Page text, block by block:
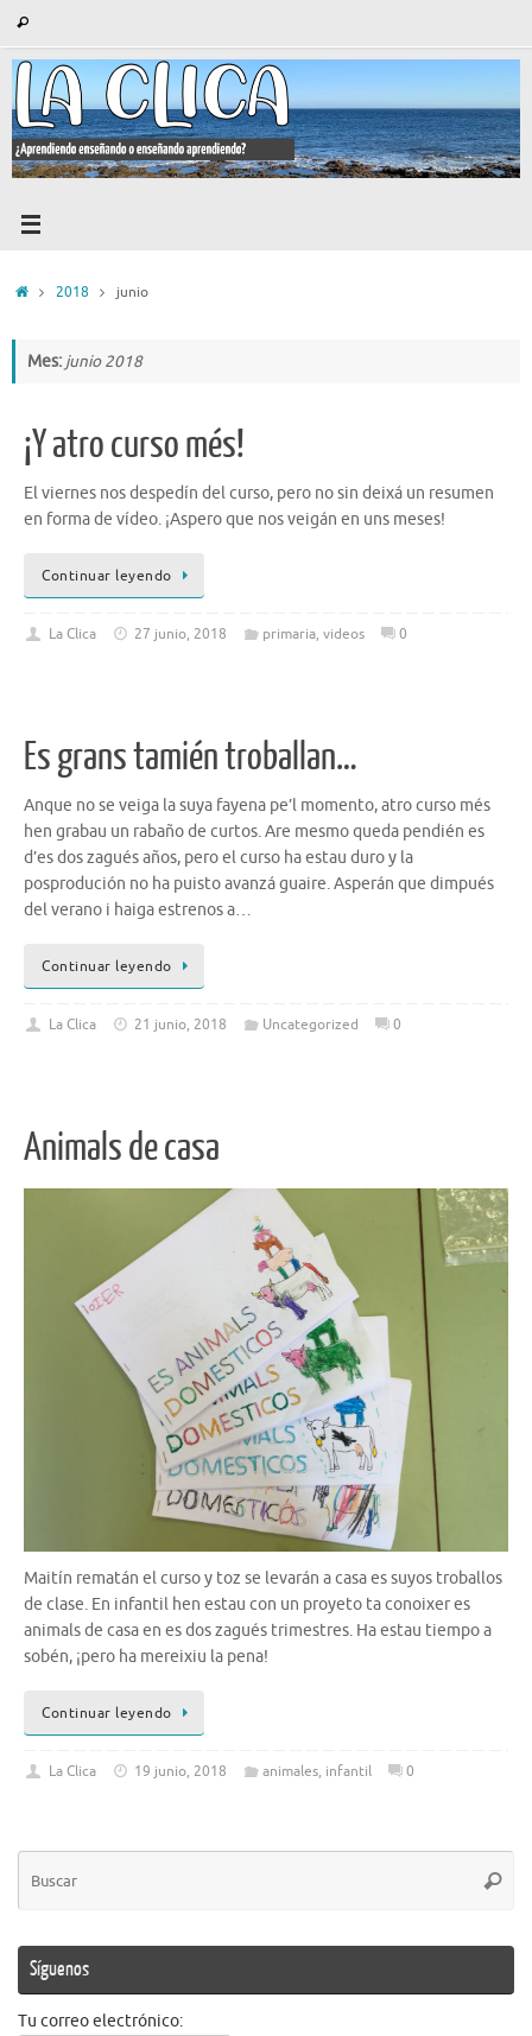
contenido
Buscar
Inicio2018 junio
Mes: junio 2018
¡Y atro curso més!
El viernes nos despedín del curso, pero no sin deixá un resumen
en forma de vídeo. ¡Aspero que nos veigán en uns meses!
Continuar leyendo
La Clica 27 junio, 2018 primaria, videos 0
Es grans tamién troballan…
Anque no se veiga la suya fayena pe’l momento, atro curso més
hen grabau un rabaño de curtos. Are mesmo queda pendién es
d’es dos zagués años, pero el curso ha estau duro y la
posprodución no ha puisto avanzá guaire. Asperán que dimpués
del verano i haiga estrenos a…
Continuar leyendo
La Clica 21 junio, 2018 Uncategorized 0
Animals de casa
Maitín rematán el curso y toz se levarán a casa es suyos troballos
de clase. En infantil hen estau con un proyeto ta conoixer es
animals de casa en es dos zagués trimestres. Ha estau tiempo a
sobén, ¡pero ha mereixiu la pena!
Continuar leyendo
La Clica 19 junio, 2018 animales, infantil 0
Síguenos
Tu correo electrónico: